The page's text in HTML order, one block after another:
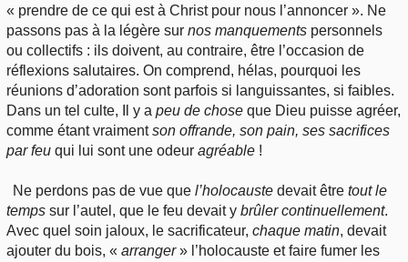
« prendre de ce qui est à Christ pour nous l’annoncer ». Ne
passons pas à la légère sur nos manquements personnels
ou collectifs : ils doivent, au contraire, être l’occasion de
réflexions salutaires. On comprend, hélas, pourquoi les
réunions d’adoration sont parfois si languissantes, si faibles.
Dans un tel culte, Il y a peu de chose que Dieu puisse agréer,
comme étant vraimentson offrande, son pain, ses sacrifices
par feu qui lui sont une odeur agréable !
Ne perdons pas de vue quel’holocauste devait êtretoutle
temps sur l’autel, que le feu devait y brûlercontinuellement.
Avec quel soin jaloux, le sacrificateur, chaque matin, devait
ajouter du bois, « arranger» l’holocauste et faire fumer les